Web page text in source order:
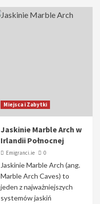
Miejsca i Zabytki
Jaskinie Marble Arch w
Irlandii Połnocnej
Emigranci.ie 0
Jaskinie Marble Arch (ang.
Marble Arch Caves) to
jeden z najważniejszych
systemów jaskiń